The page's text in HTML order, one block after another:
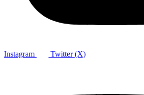
Instagram Twitter (X)